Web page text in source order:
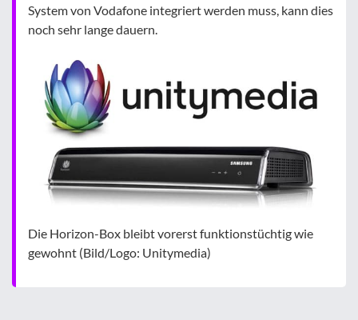
System von Vodafone integriert werden muss, kann dies
noch sehr lange dauern.
Die Horizon-Box bleibt vorerst funktionstüchtig wie
gewohnt (Bild/Logo: Unitymedia)